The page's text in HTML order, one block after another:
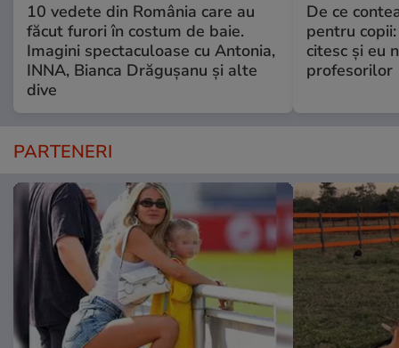
10 vedete din România care au
făcut furori în costum de baie.
Imagini spectaculoase cu Antonia,
INNA, Bianca Drăgușanu și alte
dive
De ce
pentru
citesc și eu
profesorilor
PARTENERI